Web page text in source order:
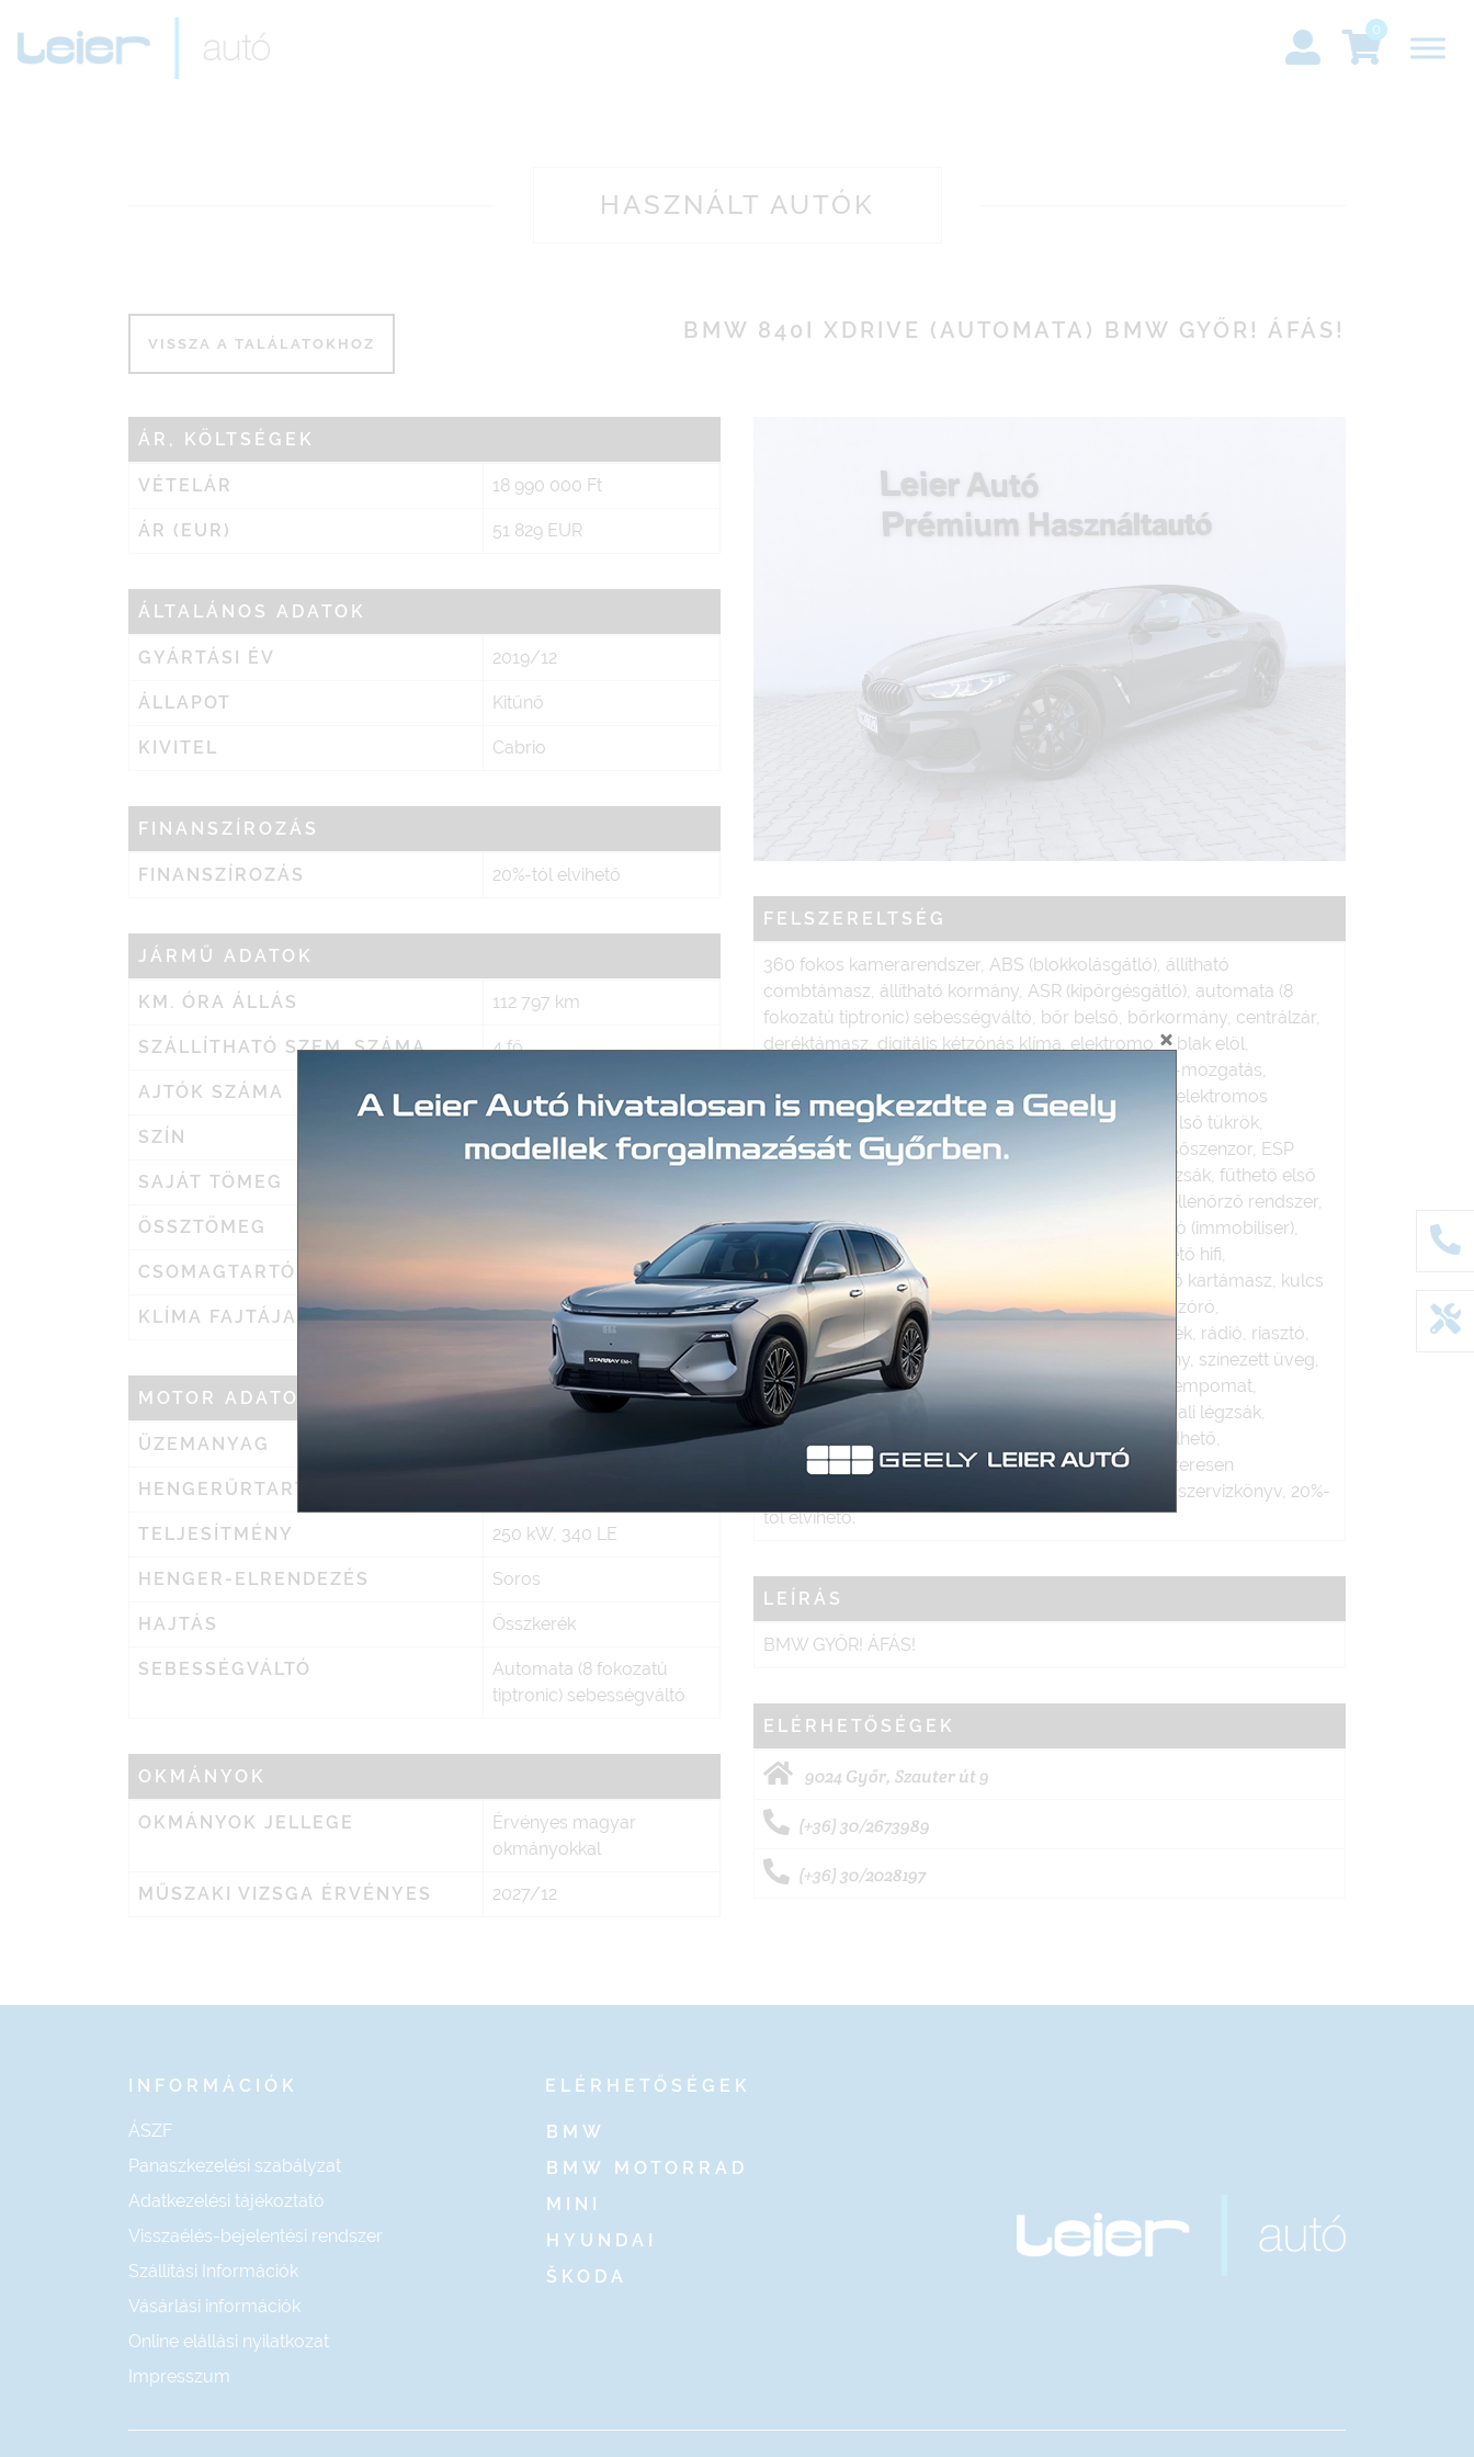
0
HASZNÁLT AUTÓK
BMW 840I XDRIVE (AUTOMATA) BMW GYŐR! ÁFÁS!
ÁR, KÖLTSÉGEK
VÉTELÁR 18 990 000 Ft
ÁR (EUR) 51 829 EUR
ÁLTALÁNOS ADATOK
GYÁRTÁSI ÉV 2019/12
ÁLLAPOT Kitűnő
KIVITEL Cabrio
FINANSZÍROZÁS
FINANSZÍROZÁS 20%-tól elvihető
JÁRMŰ ADATOK
KM. ÓRA ÁLLÁS 112 797 km
SZÁLLÍTHATÓ SZEM. SZÁMA 4 fő
AJTÓK SZÁMA 2
SZÍN Szürke (metál)
SAJÁT TÖMEG
ÖSSZTÖMEG
CSOMAGTARTÓ
KLÍMA FAJTÁJA Digitális kétzónás klíma
MOTOR ADATOK
ÜZEMANYAG
HENGERŰRTARTALOM
TELJESÍTMÉNY 250 kW, 340 LE
HENGER-ELRENDEZÉS Soros
HAJTÁS Összkerék
SEBESSÉGVÁLTÓ
Automata (8 fokozatú
tiptronic) sebességváltó
OKMÁNYOK
OKMÁNYOK JELLEGE
Érvényes magyar
okmányokkal
MŰSZAKI VIZSGA ÉRVÉNYES 2027/12
FELSZERELTSÉG
360 fokos kamerarendszer, ABS (blokkolásgátló), állítható
combtámasz, állítható kormány, ASR (kipörgésgátló), automata (8
fokozatú tiptronic) sebességváltó, bőr belső, bőrkormány, centrálzár,
deréktámasz, digitális kétzónás klíma, elektromos ablak elöl,
elektromos ablak hátul, elektromos csomagtérajtó-mozgatás,
elektromos tükör, elektromos ülésállítás utasoldal, elektromos
ülésállítás vezetőoldal, elektromosan behajtható külső tükrök,
elektronikus rögzítőfék, első-hátsó parkolóradar, esőszenzor, ESP
(menetstabilizátor), fedélzeti komputer, függönylégzsák, fűthető első
ülés, fűthető tükör, GPS (navigáció), guminyomás-ellenőrző rendszer,
gyalogos légzsák, hátsó fejtámlák, Hi-Fi, indításgátló (immobiliser),
ISOFIX rendszer, kihangosító, kormányról vezérelhető hifi,
kormányváltó, ködlámpa, könnyűfém felni, középső kartámasz, kulcs
nélküli indítás, kulcsnélküli nyitórendszer, LED fényszóró,
multifunkcionális kijelző, multifunkciós kormánykerék, rádió, riasztó,
start-stop/motormegállító rendszer, szervokormány, színezett üveg,
tábla-felismerő funkció, távolságtartó tempomat, tempomat,
tolatókamera, tolatóradar, USB csatlakozó, utasoldali légzsák,
vászontető, vezetőoldali légzsák, ÁFA visszaigényelhető,
autóbeszámítás lehetséges, nem dohányzó, rendszeresen
karbantartott, végig vezetett szervizkönyv, vezetett szervizkönyv, 20%-
tól elvihető.
LEÍRÁS
BMW GYŐR! ÁFÁS!
ELÉRHETŐSÉGEK
9024 Győr, Szauter út 9
(+36) 30/2673989
(+36) 30/2028197
INFORMÁCIÓK
ÁSZF
Panaszkezelési szabályzat
Adatkezelési tájékoztató
Visszaélés-bejelentési rendszer
Szállítási Információk
Vásárlási információk
Online elállási nyilatkozat
Impresszum
ELÉRHETŐSÉGEK
BMW
BMW MOTORRAD
MINI
HYUNDAI
ŠKODA